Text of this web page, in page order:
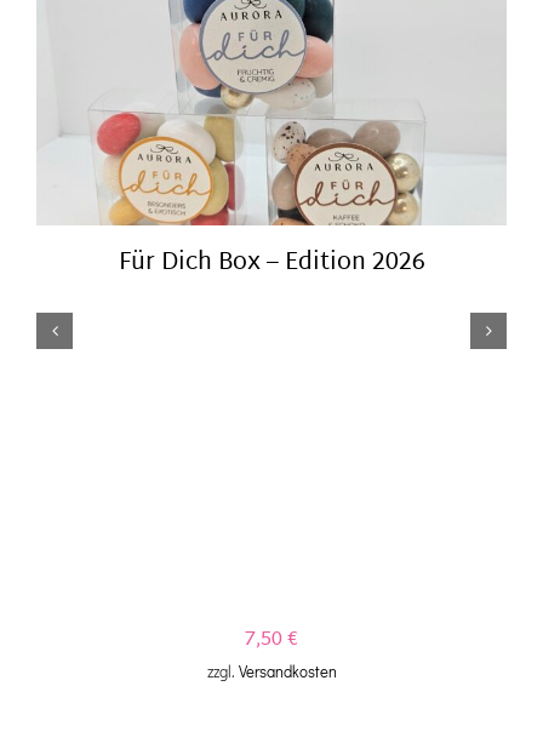
Für Dich Box – Edition 2026
7,50€
zzgl. Versandkosten